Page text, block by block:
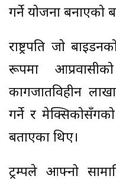
गर्ने योजना बनाएको
राष्ट्रपति जो
रूपमा
कागजातविहीन
गर्ने र
बताएका थिए।
ट्रम्पले आफ्नो